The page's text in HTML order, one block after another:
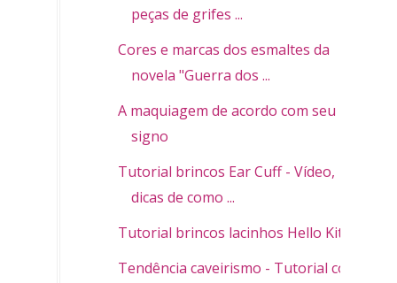
peças de grifes ...
Cores e marcas dos esmaltes da
novela "Guerra dos ...
A maquiagem de acordo com seu
signo
Tutorial brincos Ear Cuff - Vídeo,
dicas de como ...
Tutorial brincos lacinhos Hello Kitty
Tendência caveirismo - Tutorial colar